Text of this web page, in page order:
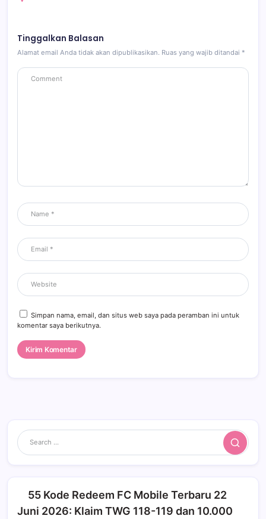
Tinggalkan Balasan
Alamat email Anda tidak akan dipublikasikan. Ruas yang wajib ditandai *
Simpan nama, email, dan situs web saya pada peramban ini untuk
komentar saya berikutnya.
Search
55 Kode Redeem FC Mobile Terbaru 22
Juni 2026: Klaim TWG 118-119 dan 10.000